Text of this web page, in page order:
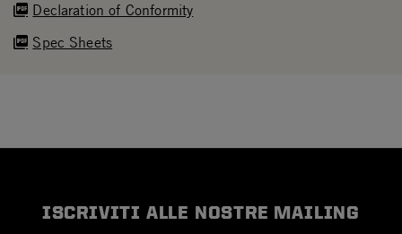
Declaration of Conformity
Spec Sheets
ISCRIVITI ALLE NOSTRE MAILING